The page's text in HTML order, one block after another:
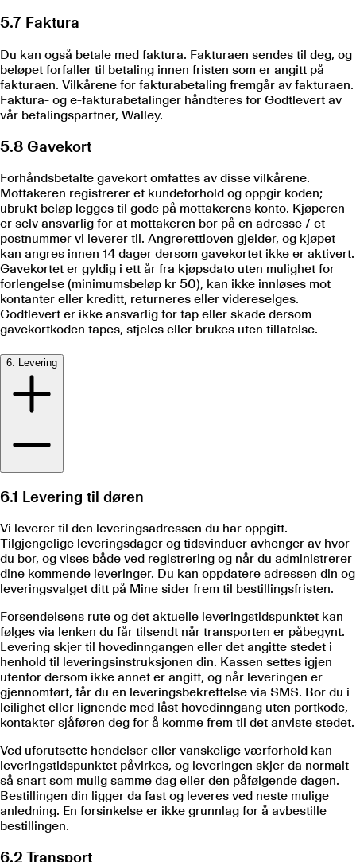
5.7 Faktura
Du kan også betale med faktura. Fakturaen sendes til deg, og
beløpet forfaller til betaling innen fristen som er angitt på
fakturaen. Vilkårene for fakturabetaling fremgår av fakturaen.
Faktura- og e-fakturabetalinger håndteres for Godtlevert av
vår betalingspartner, Walley.
5.8 Gavekort
Forhåndsbetalte gavekort omfattes av disse vilkårene.
Mottakeren registrerer et kundeforhold og oppgir koden;
ubrukt beløp legges til gode på mottakerens konto. Kjøperen
er selv ansvarlig for at mottakeren bor på en adresse / et
postnummer vi leverer til. Angrerettloven gjelder, og kjøpet
kan angres innen 14 dager dersom gavekortet ikke er aktivert.
Gavekortet er gyldig i ett år fra kjøpsdato uten mulighet for
forlengelse (minimumsbeløp kr 50), kan ikke innløses mot
kontanter eller kreditt, returneres eller videreselges.
Godtlevert er ikke ansvarlig for tap eller skade dersom
gavekortkoden tapes, stjeles eller brukes uten tillatelse.
6. Levering
6.1 Levering til døren
Vi leverer til den leveringsadressen du har oppgitt.
Tilgjengelige leveringsdager og tidsvinduer avhenger av hvor
du bor, og vises både ved registrering og når du administrerer
dine kommende leveringer. Du kan oppdatere adressen din og
leveringsvalget ditt på Mine sider frem til bestillingsfristen.
Forsendelsens rute og det aktuelle leveringstidspunktet kan
følges via lenken du får tilsendt når transporten er påbegynt.
Levering skjer til hovedinngangen eller det angitte stedet i
henhold til leveringsinstruksjonen din. Kassen settes igjen
utenfor dersom ikke annet er angitt, og når leveringen er
gjennomført, får du en leveringsbekreftelse via SMS. Bor du i
leilighet eller lignende med låst hovedinngang uten portkode,
kontakter sjåføren deg for å komme frem til det anviste stedet.
Ved uforutsette hendelser eller vanskelige værforhold kan
leveringstidspunktet påvirkes, og leveringen skjer da normalt
så snart som mulig samme dag eller den påfølgende dagen.
Bestillingen din ligger da fast og leveres ved neste mulige
anledning. En forsinkelse er ikke grunnlag for å avbestille
bestillingen.
6.2 Transport